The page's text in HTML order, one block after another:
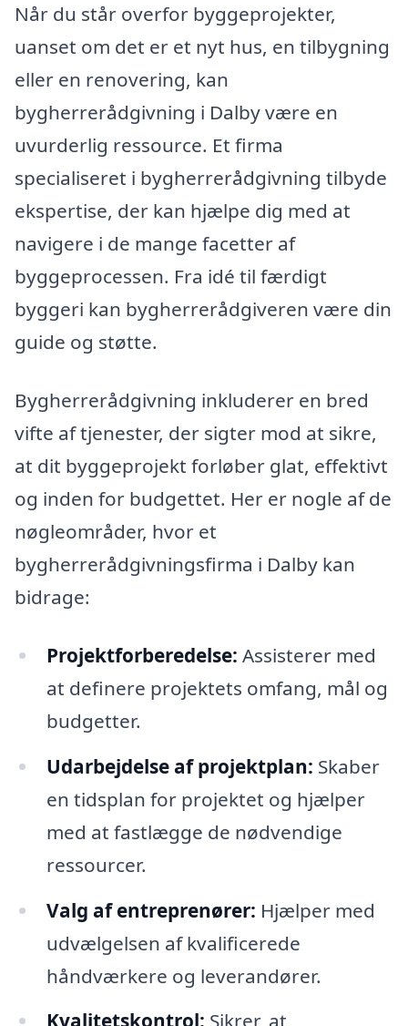
Når du står overfor byggeprojekter,
uanset om det er et nyt hus, en tilbygning
eller en renovering, kan
bygherrerådgivning i Dalby være en
uvurderlig ressource. Et firma
specialiseret i bygherrerådgivning tilbyde
ekspertise, der kan hjælpe dig med at
navigere i de mange facetter af
byggeprocessen. Fra idé til færdigt
byggeri kan bygherrerådgiveren være din
guide og støtte.
Bygherrerådgivning inkluderer en bred
vifte af tjenester, der sigter mod at sikre,
at dit byggeprojekt forløber glat, effektivt
og inden for budgettet. Her er nogle af de
nøgleområder, hvor et
bygherrerådgivningsfirma i Dalby kan
bidrage:
Projektforberedelse: Assisterer med
at definere projektets omfang, mål og
budgetter.
Udarbejdelse af projektplan: Skaber
en tidsplan for projektet og hjælper
med at fastlægge de nødvendige
ressourcer.
Valg af entreprenører: Hjælper med
udvælgelsen af kvalificerede
håndværkere og leverandører.